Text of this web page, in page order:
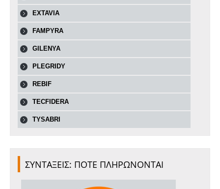
EXTAVIA
FAMPYRA
GILENYA
PLEGRIDY
REBIF
TECFIDERA
TYSABRI
ΣΥΝΤΑΞΕΙΣ: ΠΟΤΕ ΠΛΗΡΩΝΟΝΤΑΙ